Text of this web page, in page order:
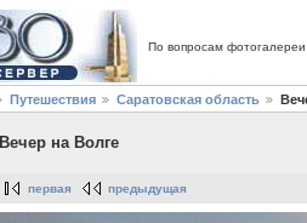
По вопросам
Путешествия Саратовская область
Вечер на Волге
первая предыдущая